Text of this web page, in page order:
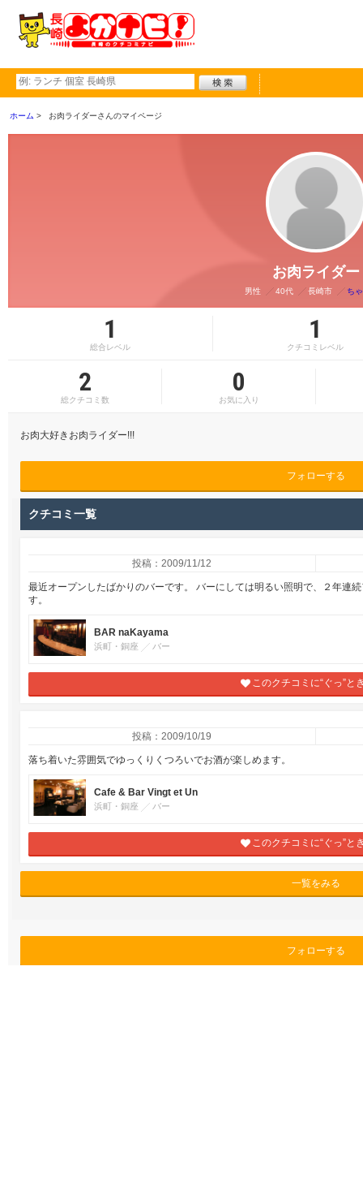
ホーム お肉ライダーさんのマイページ
お肉ライダー
男性 40代 長崎市 ち
1
総合レベル
1
クチコミレベル
2
総クチコミ数
0
お気に入り
お肉大好きお肉ライダー!!!
フォローする
クチコミ一覧
投稿：2009/11/12
最近オープンしたばかりのバーです。 バーにしては明るい照明で、２年連
す。
BAR naKayama
浜町・銅座 バー
このクチコミに“ぐっ”と
投稿：2009/10/19
落ち着いた雰囲気でゆっくりくつろいでお酒が楽しめます。
Cafe & Bar Vingt et Un
浜町・銅座 バー
このクチコミに“ぐっ”と
一覧をみる
フォローする